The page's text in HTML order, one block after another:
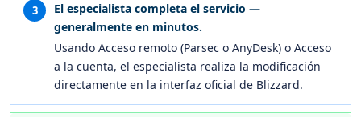
3
El especialista completa el servicio —
generalmente en minutos.
Usando Acceso remoto (Parsec o AnyDesk) o Acceso
a la cuenta, el especialista realiza la modificación
directamente en la interfaz oficial de Blizzard.